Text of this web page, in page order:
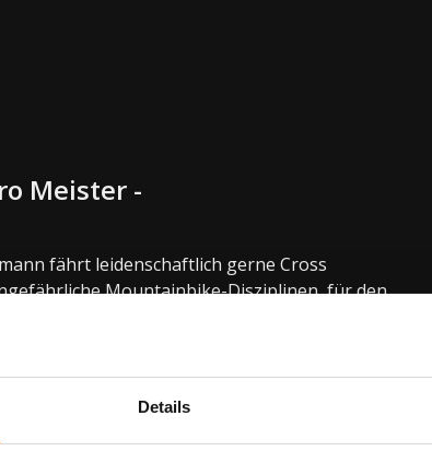
Details
Meister -
fährt leidenschaftlich gerne Cross
Mountainbike-Disziplinen, für den
auf dem Fahrrad und im Herbst 2021 wurde